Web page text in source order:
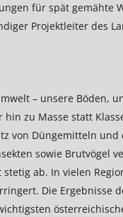
für spät gemähte
Projektleiter des
– unsere Böden,
zu Masse statt
von Düngemitteln und
sowie Brutvögel
ab. In vielen
Die Ergebnisse